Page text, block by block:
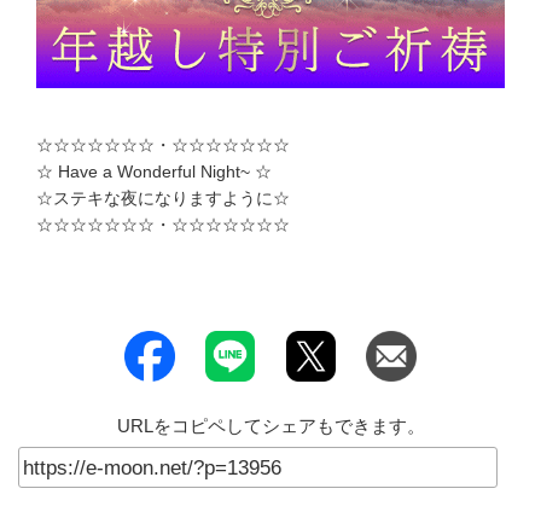
☆☆☆☆☆☆☆・☆☆☆☆☆☆☆
☆ Have a Wonderful Night~ ☆
☆ステキな夜になりますように☆
☆☆☆☆☆☆☆・☆☆☆☆☆☆☆
URLをコピペしてシェアもできます。